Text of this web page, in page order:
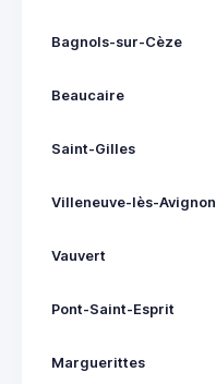
Bagnols-sur-Cèze
Beaucaire
Saint-Gilles
Villeneuve-lès-Avignon
Vauvert
Pont-Saint-Esprit
Marguerittes